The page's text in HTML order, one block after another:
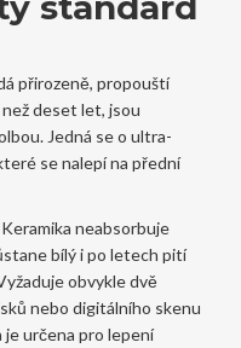
přirozeně, propouští
deset let, jsou
Jedná se o ultra-
se nalepí na přední
neabsorbuje
bílý i po letech pití
obvykle dvě
nebo digitálního skenu
určena pro lepení